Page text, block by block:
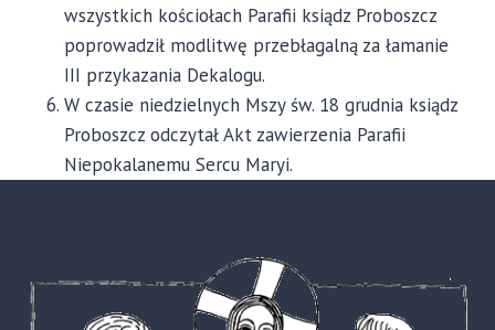
wszystkich kościołach Parafii ksiądz Proboszcz
poprowadził modlitwę przebłagalną za łamanie
III przykazania Dekalogu.
W czasie niedzielnych Mszy św. 18 grudnia ksiądz
Proboszcz odczytał Akt zawierzenia Parafii
Niepokalanemu Sercu Maryi.